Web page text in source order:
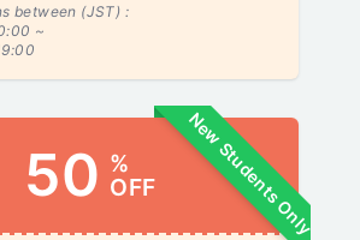
between (JST) :
~
New Students Only
50 %
OFF